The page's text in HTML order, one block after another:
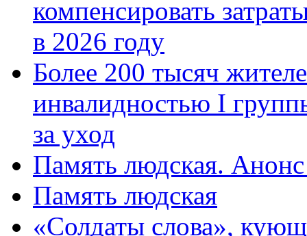
компенсировать
в 2026 году
Более 200 тысяч
инвалидностью I
за уход
Память людская.
Память людская
«Солдаты слова»,